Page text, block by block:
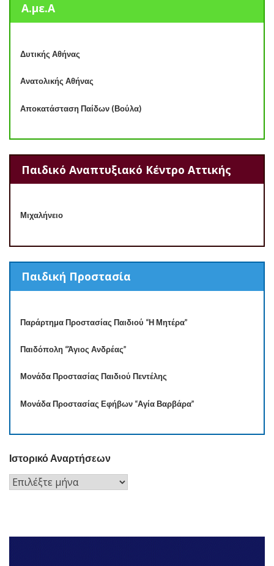
Α.με.Α
Δυτικής Αθήνας
Ανατολικής Αθήνας
Αποκατάσταση Παίδων (Βούλα)
Παιδικό Αναπτυξιακό Κέντρο Αττικής
Μιχαλήνειο
Παιδική Προστασία
Παράρτημα Προστασίας Παιδιού “Η Μητέρα”
Παιδόπολη “Άγιος Ανδρέας”
Μονάδα Προστασίας Παιδιού Πεντέλης
Μονάδα Προστασίας Εφήβων “Αγία Βαρβάρα”
Ιστορικό Αναρτήσεων
Ιστορικό